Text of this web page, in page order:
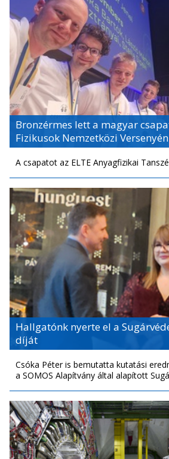
Bronzérmes lett a magyar
Fizikusok Nemzetközi Versenyén
A csapatot az ELTE Anyagfizikai
Hallgatónk nyerte el a
díját
Csóka Péter is bemutatta kutatási
a SOMOS Alapítvány által alapított